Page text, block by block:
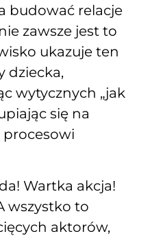
budować relacje
zawsze jest to
ukazuje ten
dziecka,
wytycznych „jak
się na
Wartka akcja!
wszystko to
aktorów,